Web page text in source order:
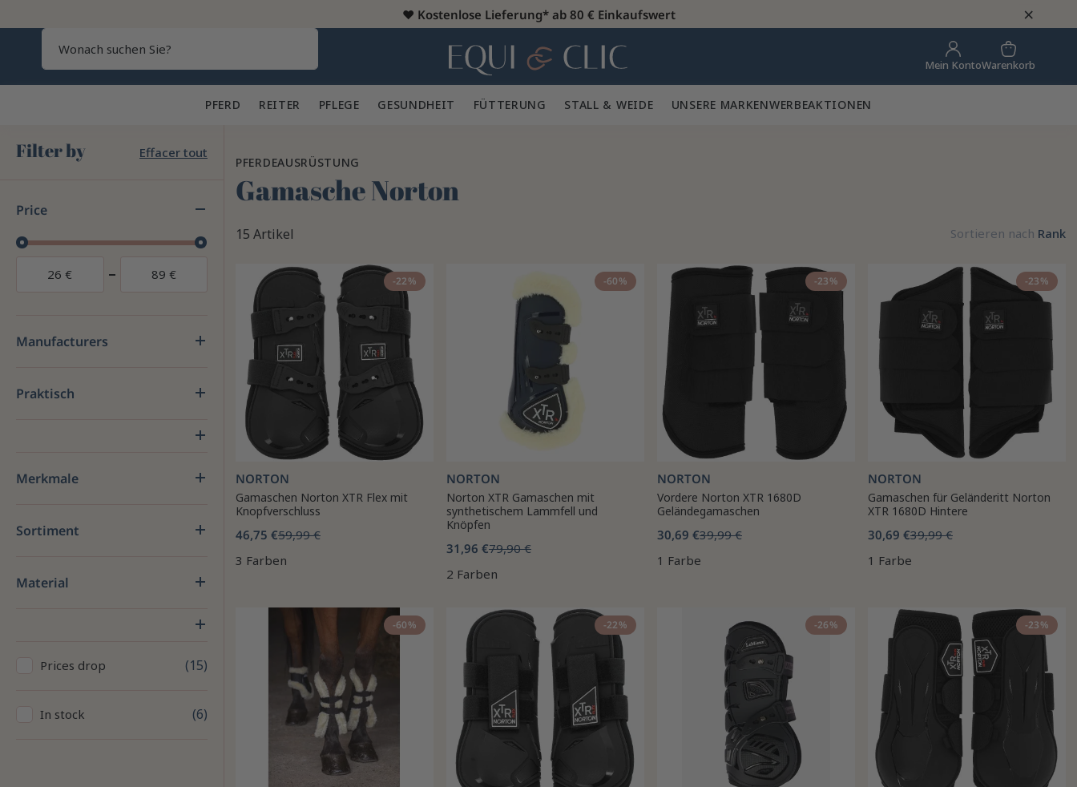
♥️ Kostenlose Lieferung* ab 80 € Einkaufswert ×
Heim Mein KontoWarenkorb
PFERD 🐎 REITER 👕 PFLEGE 🪮 GESUNDHEIT ✨ FÜTTERUNG 🥕 STALL & WEIDE 🍃 UNSERE MARKENWERBEAKTIONEN
Filter by Effacer tout
Price
26 € 89 €
Manufacturers
Praktisch
Merkmale
Sortiment
Material
Prices drop 15
In stock 6
PFERDEAUSRÜSTUNG
Gamasche Norton
15 Artikel Sortieren nach Rank
-22%
NORTON
Gamaschen Norton XTR Flex mit
Knopfverschluss
46,75 €59,99 €
3 Farben
-60%
NORTON
Norton XTR Gamaschen mit
synthetischem Lammfell und
Knöpfen
31,96 €79,90 €
2 Farben
-23%
NORTON
Vordere Norton XTR 1680D
Geländegamaschen
30,69 €39,99 €
1 Farbe
-23%
NORTON
Gamaschen für Geländeritt Norton
XTR 1680D Hintere
30,69 €39,99 €
1 Farbe
-60% -22% -26% -23%